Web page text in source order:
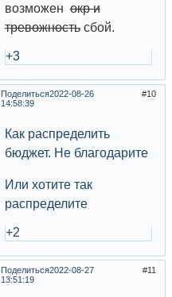
возможенокр и
тревожностьсбой.
+3
Поделиться 10
2022-08-26
14:58:39
Как распределить
бюджет. Не благодарите
Или хотите так
распределите
+2
Поделиться 11
2022-08-27
13:51:19